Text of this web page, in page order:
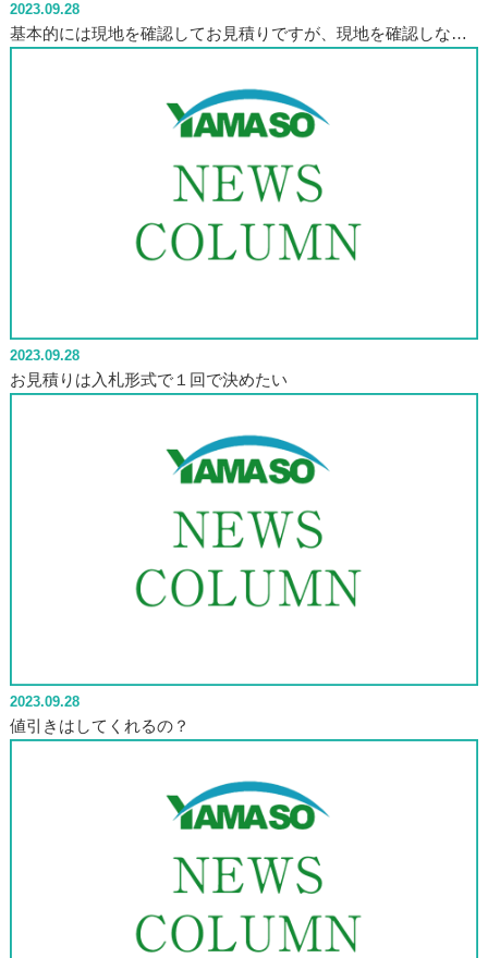
2023.09.28
基本的には現地を確認してお見積りですが、現地を確認しな…
2023.09.28
お見積りは入札形式で１回で決めたい
2023.09.28
値引きはしてくれるの？